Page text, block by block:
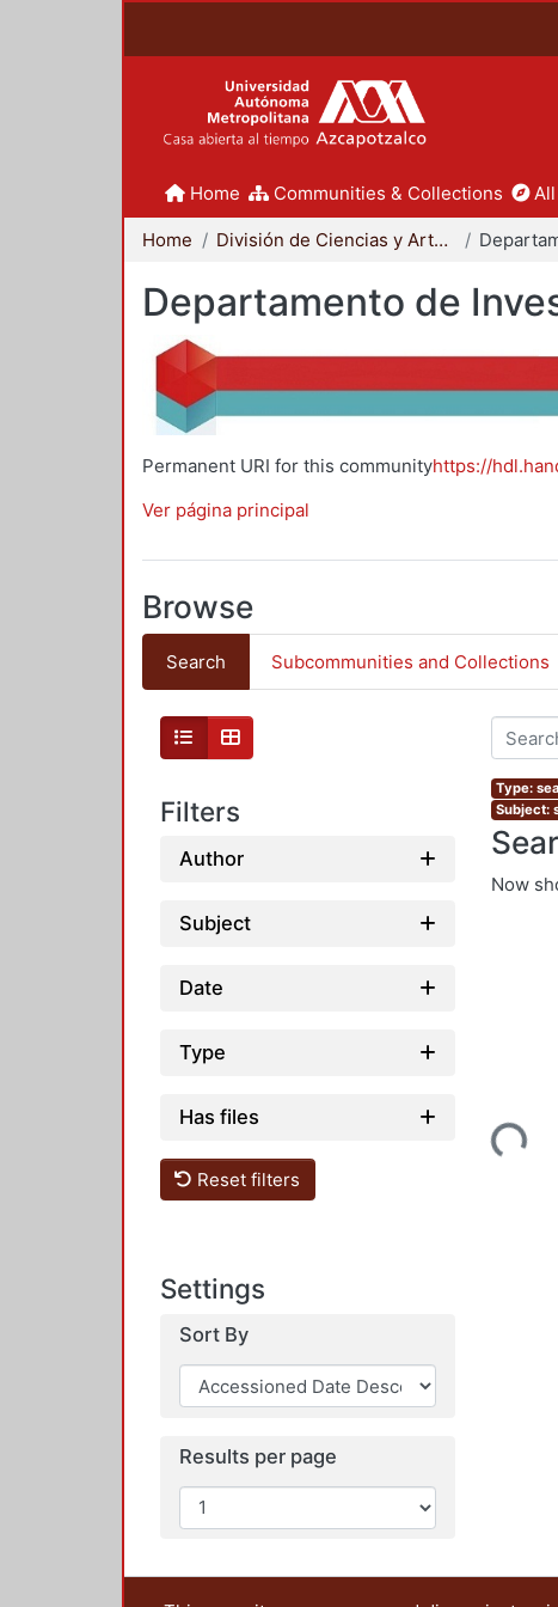
Home Communities & Collections
Home División de Ciencias y Artes para el Diseño
Departamento de
Permanent URI for this communityhttps://
Ver página principal
Browse
Search Subcommunities and Collections
Filters
Author
Subject
Date
Type
Has files
Reset filters
Settings
Sort By
Results per page
Type:
Subject:
Now
Loading...